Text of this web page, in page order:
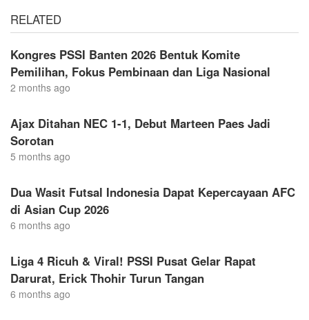
RELATED
Kongres PSSI Banten 2026 Bentuk Komite
Pemilihan, Fokus Pembinaan dan Liga Nasional
2 months ago
Ajax Ditahan NEC 1-1, Debut Marteen Paes Jadi
Sorotan
5 months ago
Dua Wasit Futsal Indonesia Dapat Kepercayaan AFC
di Asian Cup 2026
6 months ago
Liga 4 Ricuh & Viral! PSSI Pusat Gelar Rapat
Darurat, Erick Thohir Turun Tangan
6 months ago